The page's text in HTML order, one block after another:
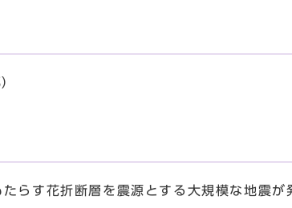
す花折断層を震源とする大規模な地震が